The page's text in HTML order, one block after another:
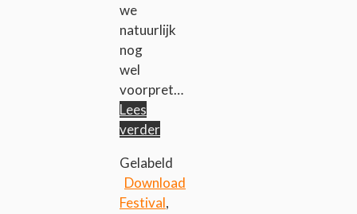
we
natuurlijk
nog
wel
voorpret…
Lees
verder
Gelabeld
Download
Festival,